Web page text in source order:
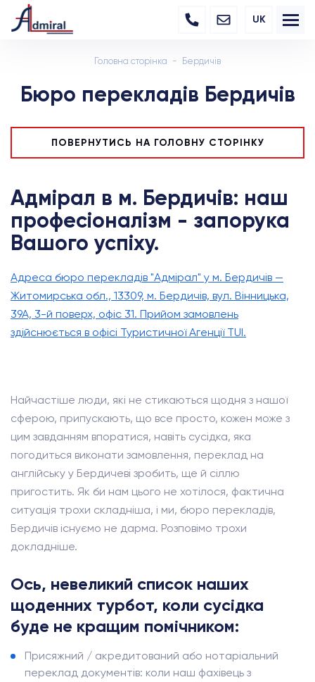
UK
Головна сторінка Бердичів
Бюро перекладів Бердичів
ПОВЕРНУТИСЬ НА ГОЛОВНУ СТОРІНКУ
Адмірал в м. Бердичів: наш
професіоналізм - запорука
Вашого успіху.
Адреса бюро перекладів "Адмірал" у м. Бердичів —
Житомирська обл., 13309, м. Бердичів, вул. Вінницька,
39А, 3-й поверх, офіс 31. Прийом замовлень
здійснюється в офісі Туристичної Агенції TUI.
Найчастіше люди, які не стикаються щодня з нашої
сферою, припускають, що все просто, кожен може з
цим завданням впоратися, навіть сусідка, яка
погодиться виконати замовлення, переклад на
англійську у Бердичеві зробить, ще й сіллю
пригостить. Як би нам цього не хотілося, фактична
ситуація трохи складніша, і ми, бюро перекладів,
Бердичів існуємо не дарма. Розповімо трохи
докладніше.
Ось, невеликий список наших
щоденних турбот, коли сусідка
буде не кращим помічником:
Присяжний / акредитований або нотаріальний
переклад документів: коли наш фахівець з